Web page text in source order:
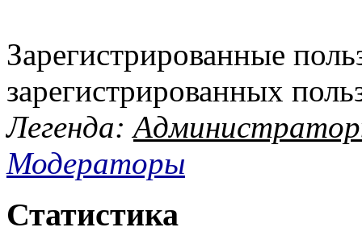
Зарегистрированные
зарегистрированных
Легенда:
Модераторы
Статистика